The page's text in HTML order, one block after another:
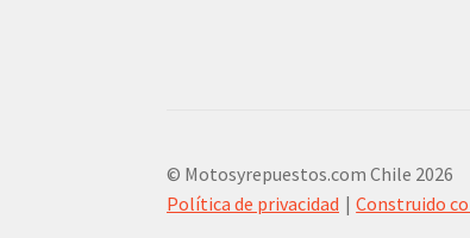
© Motosyrepuestos.com Chile 2026
Política de privacidad
Construido